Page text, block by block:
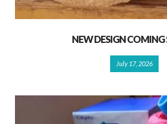
NEW DESIGN COMING
July 17, 2026